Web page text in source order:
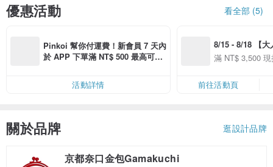
優惠活動 看全部 (5)
Pinkoi 幫你付運費！新會員 7 天內
於 APP 下單滿 NT$ 500 最高可折
活動詳情
8/15 - 8/18 【大
季】滿
50
滿 NT$ 3,500
前往活動頁
關於品牌 逛設計品牌
京都奈口金包Gamakuchi